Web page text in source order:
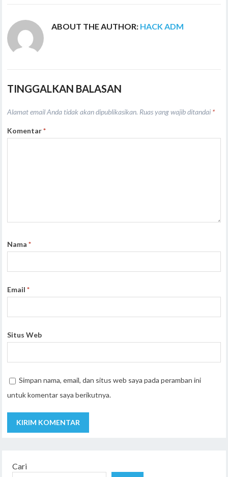
ABOUT THE AUTHOR: HACK ADM
TINGGALKAN BALASAN
Alamat email Anda tidak akan dipublikasikan. Ruas yang wajib ditandai *
Komentar*
Nama*
Email*
Situs Web
Simpan nama, email, dan situs web saya pada peramban ini
untuk komentar saya berikutnya.
Cari